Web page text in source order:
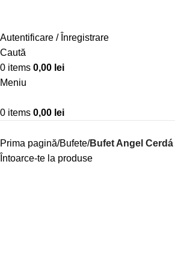
Autentificare / Înregistrare
Caută
0 items 0,00 lei
Meniu
0 items 0,00 lei
Prima pagină Bufete Bufet Angel
Întoarce-te la produse